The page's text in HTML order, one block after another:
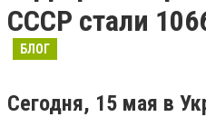
СССР стали
БЛОГ
Сегодня, 15 мая в